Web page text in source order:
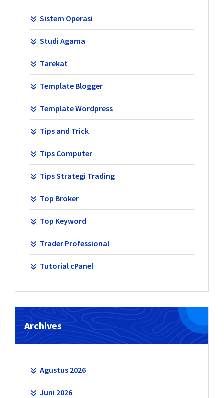
Sistem Operasi
Studi Agama
Tarekat
Template Blogger
Template Wordpress
Tips and Trick
Tips Computer
Tips Strategi Trading
Top Broker
Top Keyword
Trader Professional
Tutorial cPanel
Archives
Agustus 2026
Juni 2026